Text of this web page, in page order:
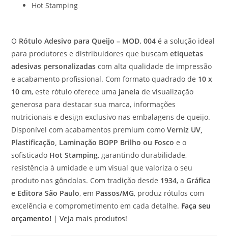
Hot Stamping
O Rótulo Adesivo para Queijo – MOD. 004 é a solução ideal
para produtores e distribuidores que buscametiquetas
adesivas personalizadas com alta qualidade de impressão
e acabamento profissional. Com formato quadrado de 10 x
10 cm, este rótulo oferece uma janela de visualização
generosa para destacar sua marca, informações
nutricionais e design exclusivo nas embalagens de queijo.
Disponível com acabamentos premium comoVerniz UV,
Plastificação, Laminação BOPP Brilho ou Fosco e o
sofisticado Hot Stamping, garantindo durabilidade,
resistência à umidade e um visual que valoriza o seu
produto nas gôndolas. Com tradição desde 1934, aGráfica
e Editora São Paulo, em Passos/MG, produz rótulos com
excelência e comprometimento em cada detalhe. Faça seu
orçamento! |Veja mais produtos!